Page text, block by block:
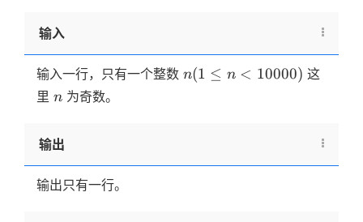
输入
输入一行，只有一个整数 n (1
n(1 ≤ n < 10000) 这
里 n
n 为奇数。
输出
输出只有一行。